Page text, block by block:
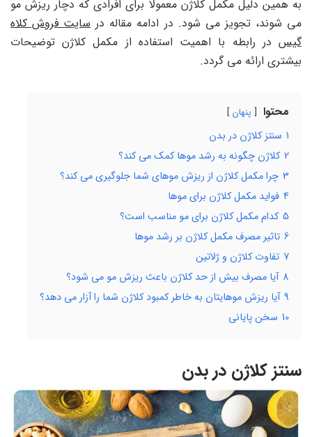
به همین دلیل مکمل کلاژن معمولا برای افرادی که دچار ریزش مو
می شوند، تجویز می شود. در ادامه مقاله درسایت فروش کلاه
گیس در رابطه با اهمیت استفاده از مکمل کلاژن توضیحات
بیشتری ارائه می گردد.
محتوا پنهان
1 سنتز کلاژن در بدن
2 کلاژن چگونه به رشد موها کمک می کند؟
3 چرا مکمل کلاژن از ریزش موهای شما جلوگیری می کند؟
4 فواید مکمل کلاژن برای موها
5 کدام مکمل کلاژن برای مو مناسب است؟
6 تاثیر مصرف مکمل کلاژن بر رشد موها
7 تفاوت کلاژن و ژلاتین
8 آیا مصرف بیش از حد کلاژن باعث ریزش مو می شود؟
9 آیا ریزش موهایتان به خاطر کمبود کلاژن شما را آزار می دهد؟
10 سخن پایانی
سنتز کلاژن در بدن